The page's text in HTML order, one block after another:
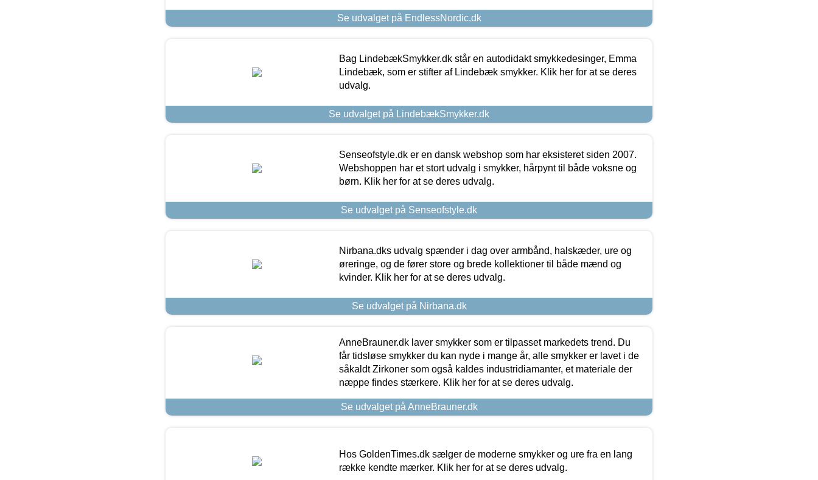
Se udvalget på EndlessNordic.dk
Bag LindebækSmykker.dk står en autodidakt smykkedesinger, Emma
Lindebæk, som er stifter af Lindebæk smykker. Klik her for at se deres
udvalg.
Se udvalget på LindebækSmykker.dk
Senseofstyle.dk er en dansk webshop som har eksisteret siden 2007.
Webshoppen har et stort udvalg i smykker, hårpynt til både voksne og
børn. Klik her for at se deres udvalg.
Se udvalget på Senseofstyle.dk
Nirbana.dks udvalg spænder i dag over armbånd, halskæder, ure og
øreringe, og de fører store og brede kollektioner til både mænd og
kvinder. Klik her for at se deres udvalg.
Se udvalget på Nirbana.dk
AnneBrauner.dk laver smykker som er tilpasset markedets trend. Du
får tidsløse smykker du kan nyde i mange år, alle smykker er lavet i de
såkaldt Zirkoner som også kaldes industridiamanter, et materiale der
næppe findes stærkere. Klik her for at se deres udvalg.
Se udvalget på AnneBrauner.dk
Hos GoldenTimes.dk sælger de moderne smykker og ure fra en lang
række kendte mærker. Klik her for at se deres udvalg.